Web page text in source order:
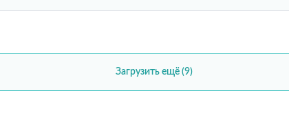
Загрузить ещё (9)